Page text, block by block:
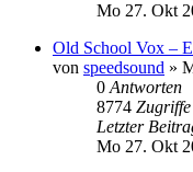
Mo 27. Okt
Old School Vox –
von speedsound »
0 Antworten
8774 Zugriffe
Letzter
Mo 27. Okt